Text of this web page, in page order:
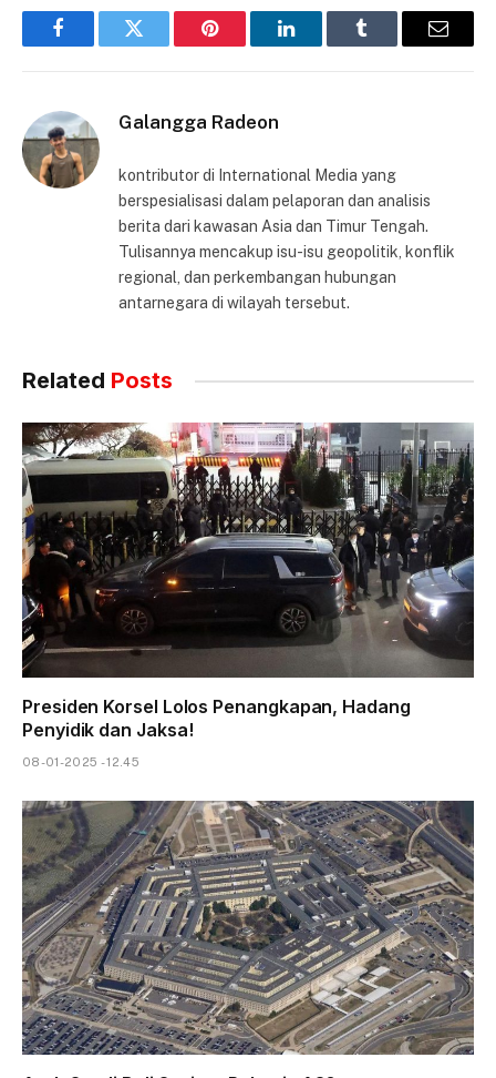
FacebookTwitter Pinterest LinkedInTumblr Email
Galangga Radeon
kontributor di International Media yang
berspesialisasi dalam pelaporan dan analisis
berita dari kawasan Asia dan Timur Tengah.
Tulisannya mencakup isu-isu geopolitik, konflik
regional, dan perkembangan hubungan
antarnegara di wilayah tersebut.
Related Posts
Presiden Korsel Lolos Penangkapan, Hadang
Penyidik dan Jaksa!
08-01-2025 - 12.45